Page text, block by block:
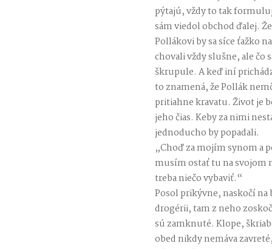
pýtajú, vždy to tak
sám viedol obchod ďalej.
Pollákovi by sa síce ťažko
chovali vždy slušne, ale čo
škrupule. A keď iní
to znamená, že Pollák
pritiahne kravatu. Život je
jeho čias. Keby za nimi
jednoducho by popadali.
„Choď za mojím synom a
musím ostať tu na svojom
treba niečo vybaviť.“
Posol prikývne, naskočí na
drogérii, tam z neho
sú zamknuté. Klope,
obed nikdy nemáva